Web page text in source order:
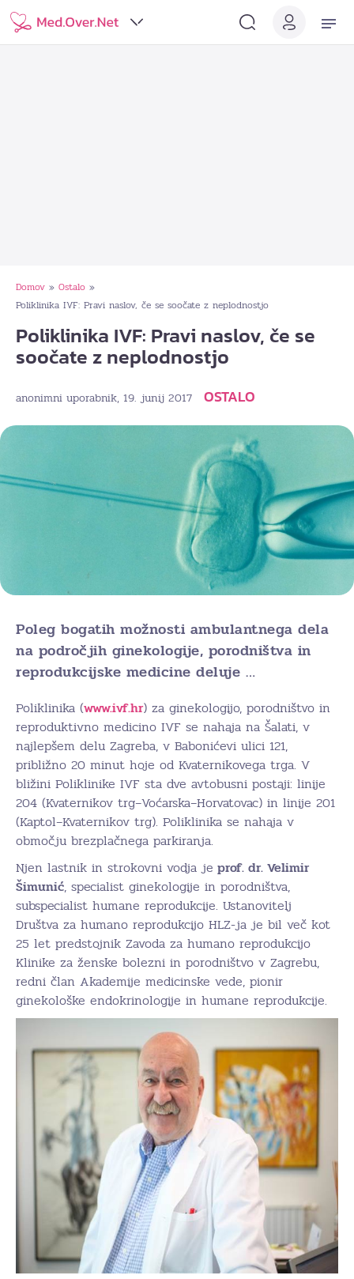
Domov » Ostalo »
Poliklinika IVF: Pravi naslov, če se soočate z neplodnostjo
Poliklinika IVF: Pravi naslov, če se
soočate z neplodnostjo
anonimni uporabnik, 19. junij 2017 OSTALO
Poleg bogatih možnosti ambulantnega dela
na področjih ginekologije, porodništva in
reprodukcijske medicine deluje …
Poliklinika (www.ivf.hr) za ginekologijo, porodništvo in
reproduktivno medicino IVF se nahaja na Šalati, v
najlepšem delu Zagreba, v Babonićevi ulici 121,
približno 20 minut hoje od Kvaternikovega trga. V
bližini Poliklinike IVF sta dve avtobusni postaji: linije
204 (Kvaternikov trg–Voćarska–Horvatovac) in linije 201
(Kaptol–Kvaternikov trg). Poliklinika se nahaja v
območju brezplačnega parkiranja.
Njen lastnik in strokovni vodja je prof. dr. Velimir
Šimunić, specialist ginekologije in porodništva,
subspecialist humane reprodukcije. Ustanovitelj
Društva za humano reprodukcijo HLZ-ja je bil več kot
25 let predstojnik Zavoda za humano reprodukcijo
Klinike za ženske bolezni in porodništvo v Zagrebu,
redni član Akademije medicinske vede, pionir
ginekološke endokrinologije in humane reprodukcije.